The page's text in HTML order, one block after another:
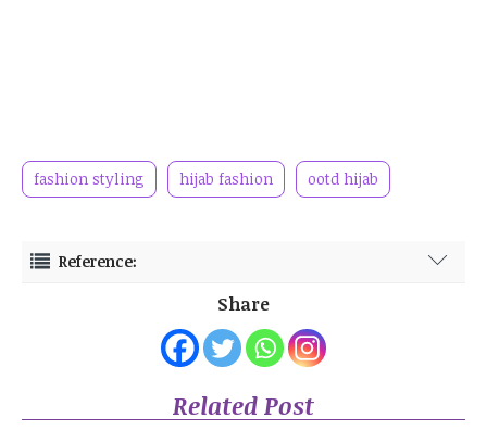
fashion styling hijab fashion ootd hijab
Reference:
Share
Related Post